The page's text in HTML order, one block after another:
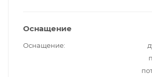
Оснащение
Оснащение